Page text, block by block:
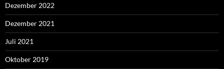
Dezember 2022
Dezember 2021
Juli 2021
Oktober 2019